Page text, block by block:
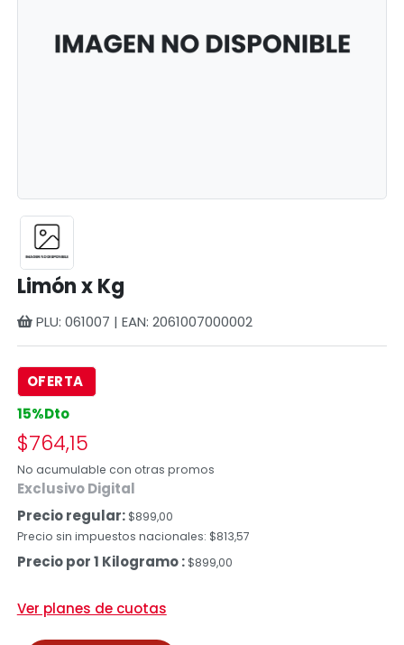
Limón x Kg
PLU: 061007 | EAN: 2061007000002
OFERTA
15%Dto
$764,15
No acumulable con otras promos
Exclusivo Digital
Precio regular:$899,00
Precio sin impuestos nacionales: $813,57
Precio por 1 Kilogramo : $899,00
Ver planes de cuotas